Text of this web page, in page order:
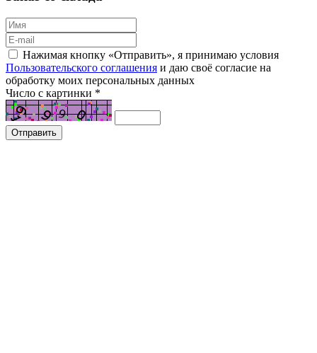
Нажимая кнопку «Отправить», я принимаю условия
Пользовательского соглашения и даю своё согласие на
обработку моих персональных данных
Число с картинки *